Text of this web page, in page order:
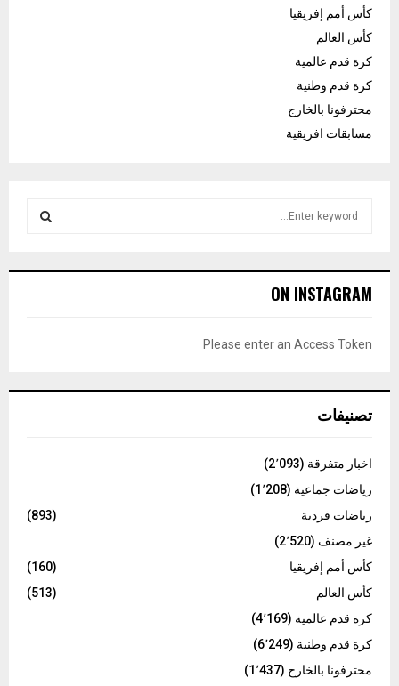
كأس أمم إفريقيا
كأس العالم
كرة قدم عالمية
كرة قدم وطنية
محترفونا بالخارج
مسابقات افريقية
h
C
ON INSTAGRAM
Please enter an Access Token
تصنيفات
اخبار متفرقة (2٬093)
رياضات جماعية (1٬208)
رياضات فردية
(893)
غير مصنف (2٬520)
كأس أمم إفريقيا
(160)
كأس العالم
(513)
كرة قدم عالمية (4٬169)
كرة قدم وطنية (6٬249)
محترفونا بالخارج (1٬437)